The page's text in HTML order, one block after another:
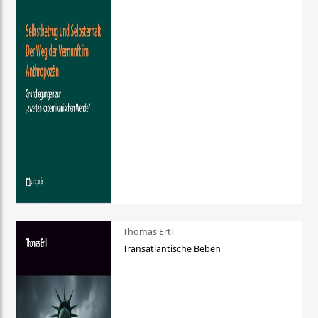
Thomas Ertl
Transatlantische Beben